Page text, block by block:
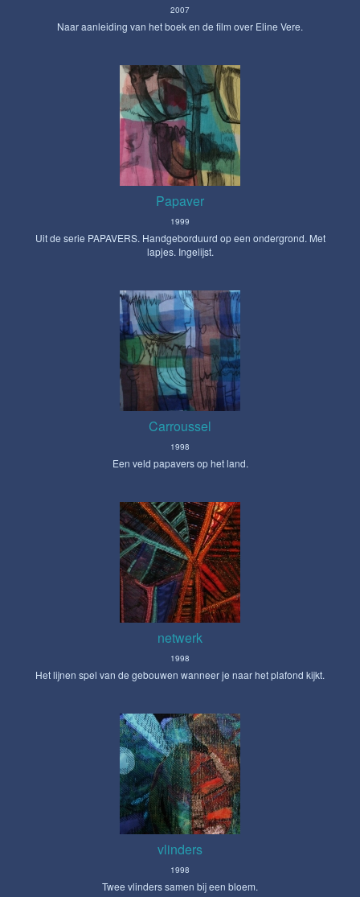
2007
Naar aanleiding van het boek en de film over Eline Vere.
Papaver
1999
Uit de serie PAPAVERS. Handgeborduurd op een ondergrond. Met
lapjes. Ingelijst.
Carroussel
1998
Een veld papavers op het land.
netwerk
1998
Het lijnen spel van de gebouwen wanneer je naar het plafond kijkt.
vlinders
1998
Twee vlinders samen bij een bloem.